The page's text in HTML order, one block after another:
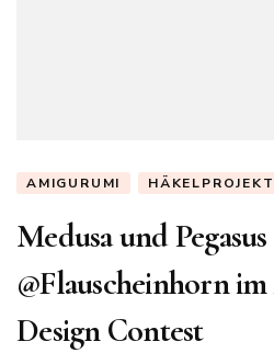
AMIGURUMI
Medusa und
@Flauscheinhorn
Design Contest